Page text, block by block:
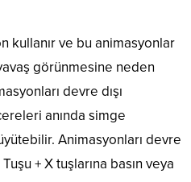
kullanır ve bu animasyonlar
görünmesine neden
devre dışı
anında simge
Animasyonları devre
+ X tuşlarına basın veya